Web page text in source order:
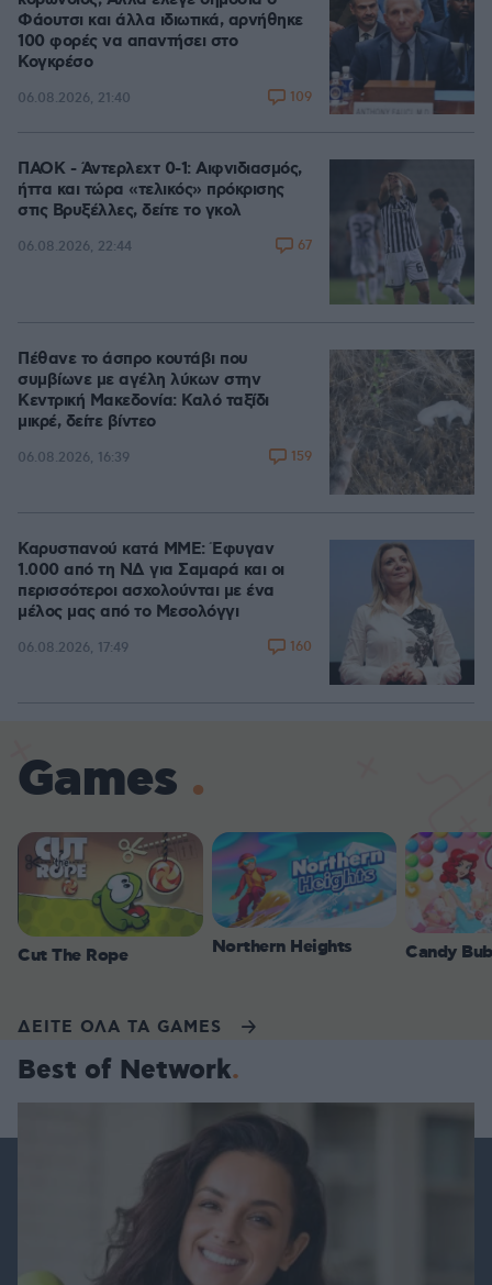
Φάουτσι και άλλα ιδιωτικά, αρνήθηκε
100 φορές να απαντήσει στο
Κογκρέσο
06.08.2026, 21:40 109
ΠΑΟΚ - Άντερλεχτ 0-1: Αιφνιδιασμός,
ήττα και τώρα «τελικός» πρόκρισης
στις Βρυξέλλες, δείτε το γκολ
06.08.2026, 22:44 67
Πέθανε το άσπρο κουτάβι που
συμβίωνε με αγέλη λύκων στην
Κεντρική Μακεδονία: Καλό ταξίδι
μικρέ, δείτε βίντεο
06.08.2026, 16:39 159
Καρυστιανού κατά ΜΜΕ: Έφυγαν
1.000 από τη ΝΔ για Σαμαρά και οι
περισσότεροι ασχολούνται με ένα
μέλος μας από το Μεσολόγγι
06.08.2026, 17:49 160
Games
Cut The Rope Northern Heights Candy
ΔΕΙΤΕ ΟΛΑ ΤΑ GAMES
Best of Network